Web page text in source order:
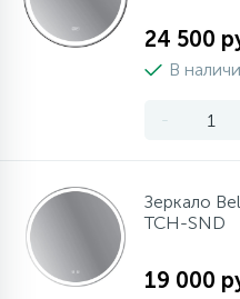
24 500
В
-
Зеркало
TCH-SND
19 000